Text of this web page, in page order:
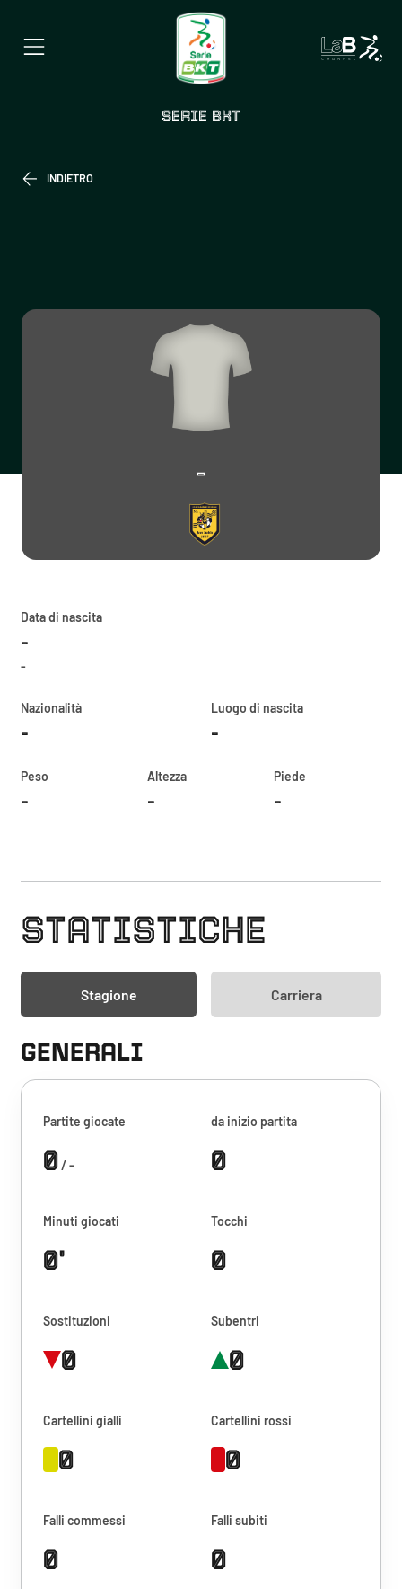
SERIE BKT
INDIETRO
-
Data di nascita
-
-
Nazionalità
-
Luogo di nascita
-
Peso
-
Altezza
-
Piede
-
STATISTICHE
Stagione Carriera
GENERALI
Partite giocate
0/ -
da inizio partita
0
Minuti giocati
0'
Tocchi
0
Sostituzioni
0
Subentri
0
Cartellini gialli
0
Cartellini rossi
0
Falli commessi
0
Falli subiti
0